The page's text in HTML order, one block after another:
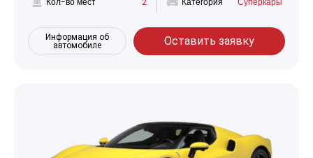
Информация об
автомобиле
Оставить заявку